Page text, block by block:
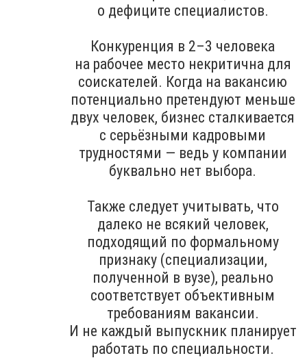
о дефиците специалистов.
Конкуренция в 2–3 человека
на рабочее место некритична для
соискателей. Когда на вакансию
потенциально претендуют меньше
двух человек, бизнес сталкивается
с серьёзными кадровыми
трудностями — ведь у компании
буквально нет выбора.
Также следует учитывать, что
далеко не всякий человек,
подходящий по формальному
признаку (специализации,
полученной в вузе), реально
соответствует объективным
требованиям вакансии.
И не каждый выпускник планирует
работать по специальности.